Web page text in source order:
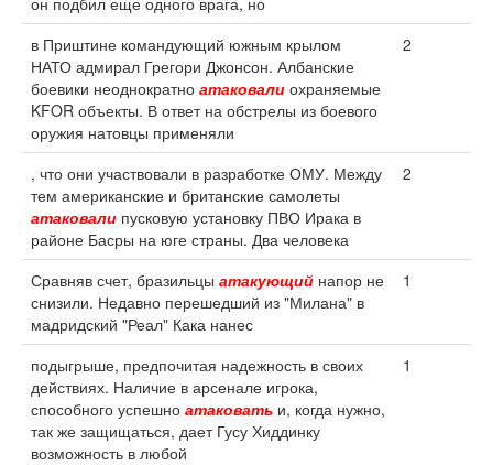
в Приштине командующий южным крылом
НАТО адмирал Грегори Джонсон. Албанские
боевики неоднократно атаковали охраняемые
KFOR объекты. В ответ на обстрелы из боевого
оружия натовцы применяли
2
, что они участвовали в разработке ОМУ. Между
тем американские и британские самолеты
атаковали пусковую установку ПВО Ирака в
районе Басры на юге страны. Два человека
2
Сравняв счет, бразильцы атакующий напор не
снизили. Недавно перешедший из "Милана" в
мадридский "Реал" Кака нанес
1
подыгрыше, предпочитая надежность в своих
действиях. Наличие в арсенале игрока,
способного успешно атаковать и, когда нужно,
так же защищаться, дает Гусу Хиддинку
возможность в любой
1